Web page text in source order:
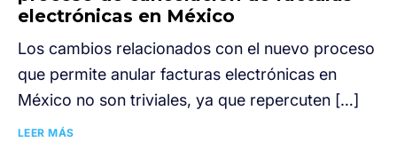
electrónicas en México
Los cambios relacionados con el nuevo proceso
que permite anular facturas electrónicas en
México no son triviales, ya que repercuten […]
LEER MÁS